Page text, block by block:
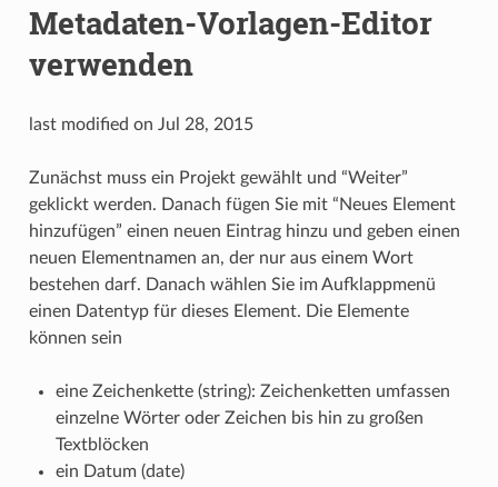
Metadaten-Vorlagen-Editor
verwenden
last modified on Jul 28, 2015
Zunächst muss ein Projekt gewählt und “Weiter”
geklickt werden. Danach fügen Sie mit “Neues Element
hinzufügen” einen neuen Eintrag hinzu und geben einen
neuen Elementnamen an, der nur aus einem Wort
bestehen darf. Danach wählen Sie im Aufklappmenü
einen Datentyp für dieses Element. Die Elemente
können sein
eine Zeichenkette (string): Zeichenketten umfassen
einzelne Wörter oder Zeichen bis hin zu großen
Textblöcken
ein Datum (date)